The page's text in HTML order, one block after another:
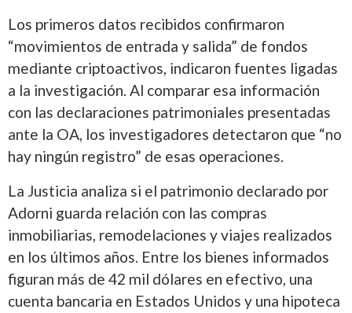
Los primeros datos recibidos confirmaron
“movimientos de entrada y salida” de fondos
mediante criptoactivos, indicaron fuentes ligadas
a la investigación. Al comparar esa información
con las declaraciones patrimoniales presentadas
ante la OA, los investigadores detectaron que “no
hay ningún registro” de esas operaciones.
La Justicia analiza si el patrimonio declarado por
Adorni guarda relación con las compras
inmobiliarias, remodelaciones y viajes realizados
en los últimos años. Entre los bienes informados
figuran más de 42 mil dólares en efectivo, una
cuenta bancaria en Estados Unidos y una hipoteca